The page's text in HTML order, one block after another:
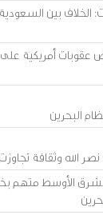
بين السعودية
أمريكية
البحرين
الله وثقافة
الأوسط متهم